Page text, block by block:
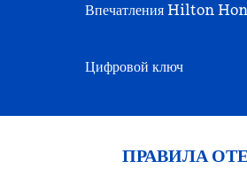
Впечатления Hilton
Цифровой ключ
ПРАВИЛА